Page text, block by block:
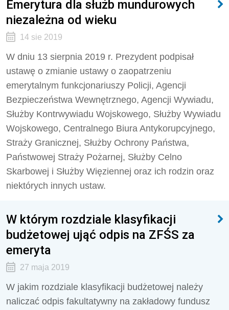
Emerytura dla służb mundurowych
niezależna od wieku
14 sie 2019
W dniu 13 sierpnia 2019 r. Prezydent podpisał
ustawę o zmianie ustawy o zaopatrzeniu
emerytalnym funkcjonariuszy Policji, Agencji
Bezpieczeństwa Wewnętrznego, Agencji Wywiadu,
Służby Kontrwywiadu Wojskowego, Służby Wywiadu
Wojskowego, Centralnego Biura Antykorupcyjnego,
Straży Granicznej, Służby Ochrony Państwa,
Państwowej Straży Pożarnej, Służby Celno
Skarbowej i Służby Więziennej oraz ich rodzin oraz
niektórych innych ustaw.
W którym rozdziale klasyfikacji
budżetowej ująć odpis na ZFŚS za
emeryta
27 maja 2019
W jakim rozdziale klasyfikacji budżetowej należy
naliczać odpis fakultatywny na zakładowy fundusz